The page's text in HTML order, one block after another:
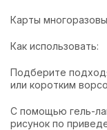
Карты
Как использовать:
Подберите
или коротким
С помощью гель-
рисунок по